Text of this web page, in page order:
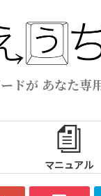
ドが あなた専
マニュアル